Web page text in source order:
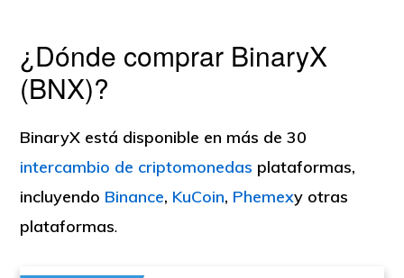
¿Dónde comprar BinaryX
(BNX)?
BinaryX está disponible en más de 30
intercambio de criptomonedas plataformas,
incluyendo Binance, KuCoin, Phemexy otras
plataformas.